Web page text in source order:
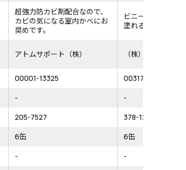
超強力防カビ剤配合なので、
カビの気になる室内かべにお
奨めです。
ビニールクロスの
塗れる室内かべ用
アトムサポート（株） （株）カンペハピ
00001-13325
00317653021007
-
-
205-7527
378-1215
6缶
6缶
-
-